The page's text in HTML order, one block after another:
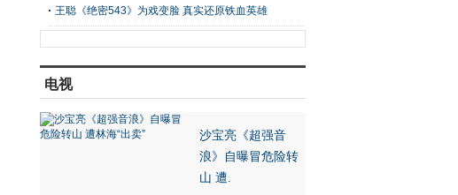
王聪《绝密543》为戏变脸 真实还原铁血英雄
电视
沙宝亮《超强音
浪》自曝冒危险转
山 遭.